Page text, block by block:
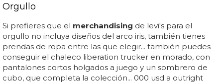
Orgullo
Si prefieres que el merchandising de levi's para el
orgullo no incluya diseños del arco iris, también tienes
prendas de ropa entre las que elegir... también puedes
conseguir el chaleco liberation trucker en morado, con
pantalones cortos holgados a juego y un sombrero de
cubo, que completa la colección... 000 usd a outright